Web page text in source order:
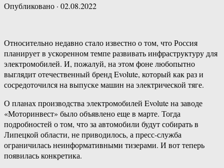
Опубликовано · 02.08.2022
Относительно недавно стало известно о том, что Россия
планирует в ускоренном темпе развивать инфраструктуру для
электромобилей. И, пожалуй, на этом фоне любопытно
выглядит отечественный бренд Evolute, который как раз и
сосредоточился на выпуске машин на электрической тяге.
О планах производства электромобилей Evolute на заводе
«Моторинвест» было объявлено еще в марте. Тогда
подробностей о том, что за автомобили будут собирать в
Липецкой области, не приводилось, а пресс-служба
ограничилась неинформативными тизерами. И вот теперь
появилась конкретика.